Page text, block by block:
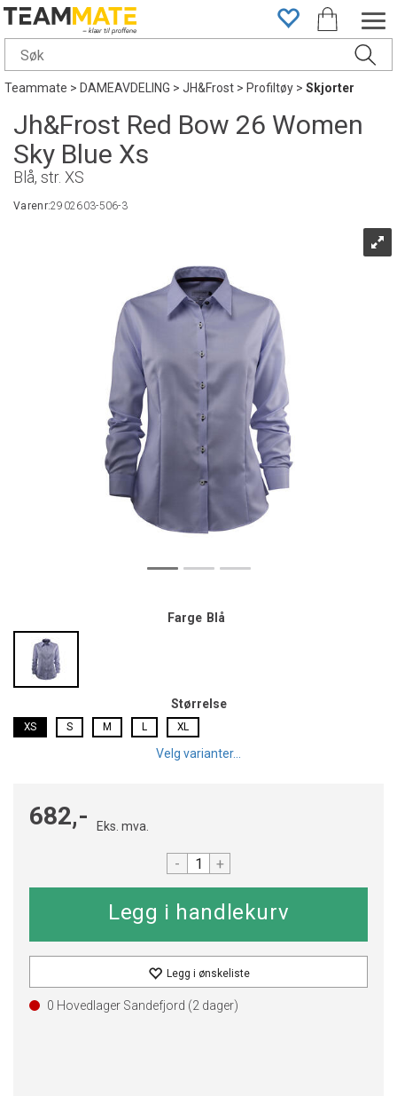
Teammate>DAMEAVDELING>JH&Frost>Profiltøy>Skjorter
Jh&Frost Red Bow 26 Women
Sky Blue Xs
Blå, str. XS
Varenr:2902603-506-3
Farge Blå
Størrelse
XS S M L XL
Velg varianter...
Eks. mva.
682,-
- +
Legg i ønskeliste
0 Hovedlager Sandefjord (2 dager)